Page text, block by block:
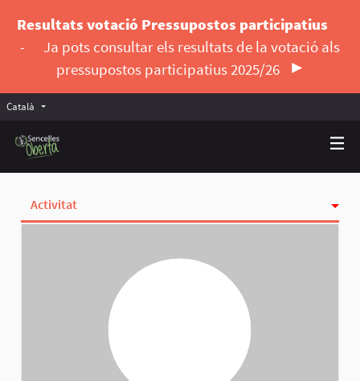
Resultats votació Pressupostos participatius
-
Ja pots consultar els resultats de la votació als
pressupostos participatius 2025/26
Català Triar la llengua
Activitat